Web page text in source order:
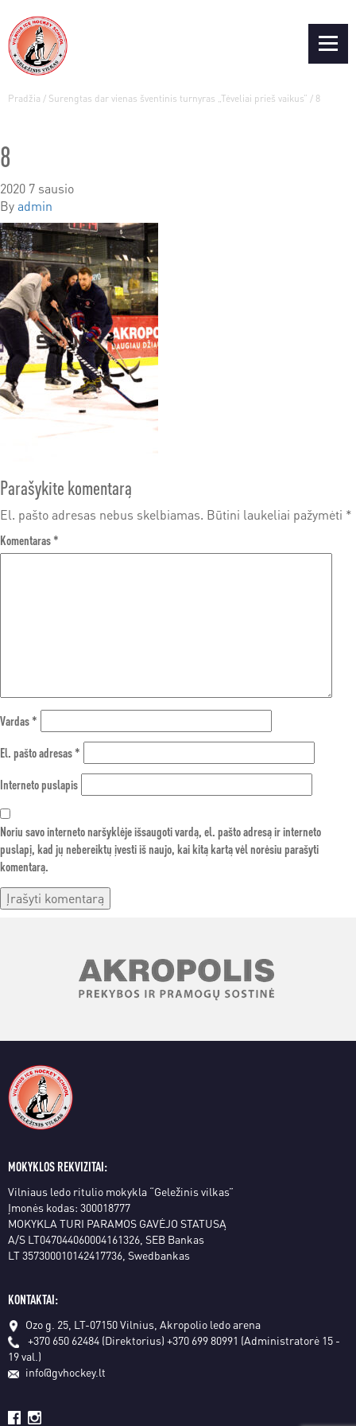
Pradžia / Surengtas dar vienas šventinis turnyras „Tėveliai prieš vaikus” / 8
8
2020 7 sausio
Byadmin
Parašykite komentarą
El. pašto adresas nebus skelbiamas. Būtini laukeliai pažymėti *
Komentaras*
Vardas*
El. pašto adresas*
Interneto puslapis
Noriu savo interneto naršyklėje išsaugoti vardą, el. pašto adresą ir interneto
puslapį, kad jų nebereiktų įvesti iš naujo, kai kitą kartą vėl norėsiu parašyti
komentarą.
MOKYKLOS REKVIZITAI:
Vilniaus ledo ritulio mokykla “Geležinis vilkas”
Įmonės kodas: 300018777
MOKYKLA TURI PARAMOS GAVĖJO STATUSĄ
A/S LT047044060004161326, SEB Bankas
LT 357300010142417736, Swedbankas
KONTAKTAI:
Ozo g. 25, LT-07150 Vilnius, Akropolio ledo arena
+370 650 62484 (Direktorius) +370 699 80991 (Administratorė 15 -
19 val.)
info@gvhockey.lt